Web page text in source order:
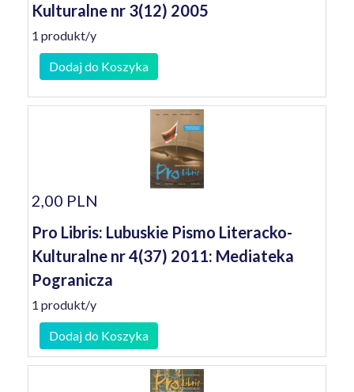
Kulturalne nr 3(12) 2005
1 produkt/y
Dodaj do Koszyka
2,00 PLN
Pro Libris: Lubuskie Pismo Literacko-
Kulturalne nr 4(37) 2011: Mediateka
Pogranicza
1 produkt/y
Dodaj do Koszyka